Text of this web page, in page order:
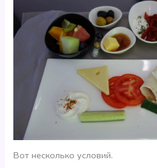
Вот несколько условий.